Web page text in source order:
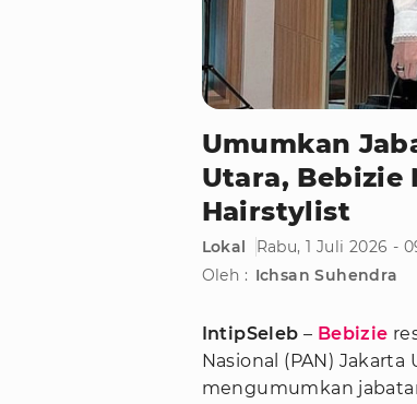
Umumkan
Utara, Bebizie
Hairstylist
Lokal
Rabu, 1 Juli 2026 -
Oleh : Ichsan Suhendra
IntipSeleb – Bebizie
Nasional (PAN)
mengumumkan